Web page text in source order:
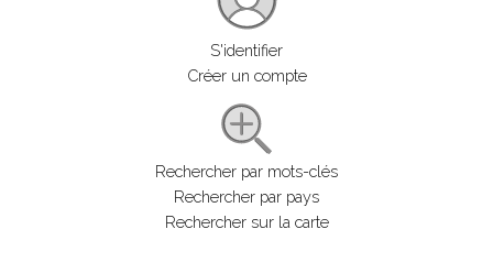
S'identifier
Créer un compte
Rechercher par mots-clés
Rechercher par pays
Rechercher sur la carte